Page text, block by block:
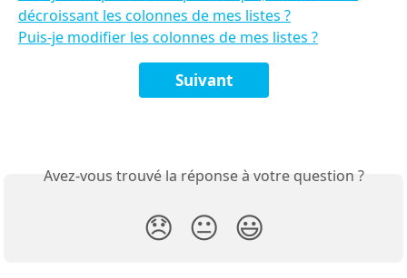
décroissant les colonnes de mes listes ?
Puis-je modifier les colonnes de mes listes ?
Suivant
Avez-vous trouvé la réponse à votre question ?
😞 😐 😃